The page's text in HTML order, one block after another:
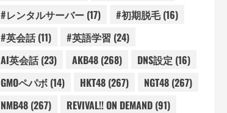
#レンタルサーバー(17) #初期脱毛(16)
#英会話(11) #英語学習 (24)
AI英会話(23) AKB48(268) DNS設定 (16)
GMOペパボ(14) HKT48(267) NGT48(267)
NMB48(267) REVIVAL!! ON DEMAND(91)